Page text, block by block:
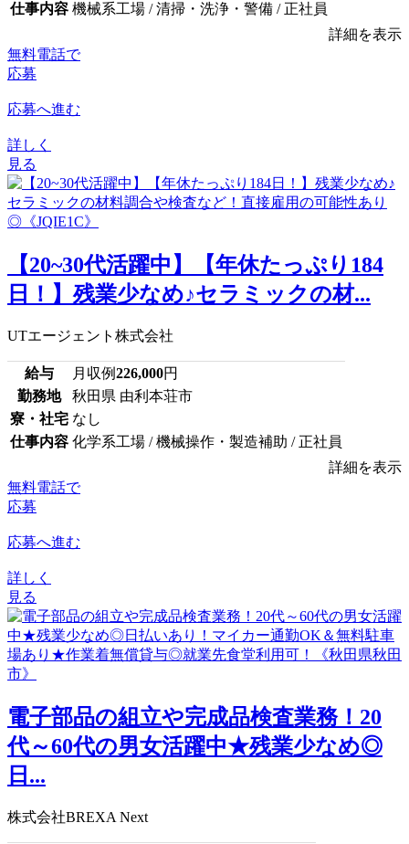
仕事内容 機械系工場 / 清掃・洗浄・警備 / 正社員
詳細を表示
無料電話で
応募
応募へ進む
詳しく
見る
【20~30代活躍中】【年休たっぷり184
日！】残業少なめ♪セラミックの材...
UTエージェント株式会社
給与 月収例226,000円
勤務地
秋田県 由利本荘市
寮・社宅 なし
仕事内容 化学系工場 / 機械操作・製造補助 / 正社員
詳細を表示
無料電話で
応募
応募へ進む
詳しく
見る
電子部品の組立や完成品検査業務！20
代～60代の男女活躍中★残業少なめ◎
日...
株式会社BREXA Next